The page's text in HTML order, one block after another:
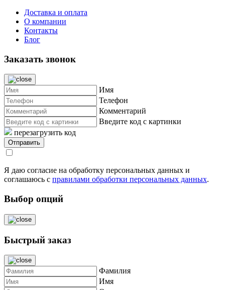
Доставка и оплата
О компании
Контакты
Блог
Заказать звонок
Имя
Телефон
Комментарий
Введите код с картинки
перезагрузить код
Я даю согласие на обработку персональных данных и
соглашаюсь с правилами обработки персональных данных.
Выбор опций
Быстрый заказ
Фамилия
Имя